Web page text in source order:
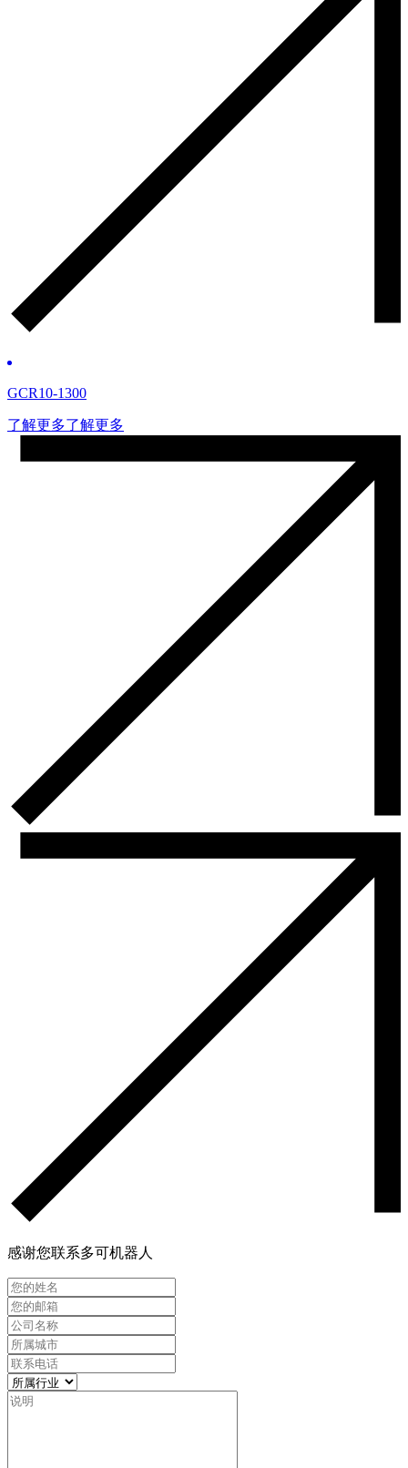
GCR10-1300
了解更多了解更多
感谢您联系多可机器人